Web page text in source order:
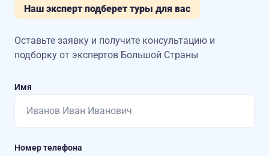
Наш эксперт подберет туры для вас
Оставьте заявку и получите консультацию и
подборку от экспертов Большой Страны
Имя
Номер телефона